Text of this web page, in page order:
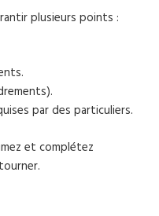
plusieurs points :
par des particuliers.
et complétez